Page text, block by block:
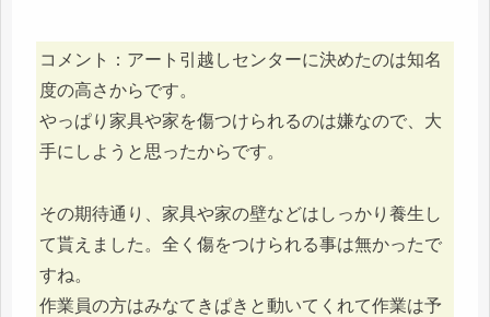
コメント：アート引越しセンターに決めたのは知名
度の高さからです。
やっぱり家具や家を傷つけられるのは嫌なので、大
手にしようと思ったからです。
その期待通り、家具や家の壁などはしっかり養生し
て貰えました。全く傷をつけられる事は無かったで
すね。
作業員の方はみなてきぱきと動いてくれて作業は予